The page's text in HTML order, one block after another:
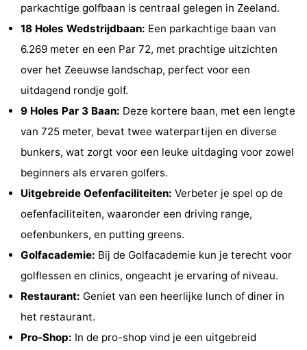
doen
Bezienswaardigheden
Musea
Galeries
-
Kerken
Vuurtorens
Uitkijkpunten
Attracties
Speeltuinen
-
Binnenspeeltuinen
parkachtige golfbaan is centraal gelegen in Zeeland.
18 Holes Wedstrijdbaan: Een parkachtige baan van
6.269 meter en een Par 72, met prachtige uitzichten
over het Zeeuwse landschap, perfect voor een
uitdagend rondje golf.
9 Holes Par 3 Baan: Deze kortere baan, met een lengte
van 725 meter, bevat twee waterpartijen en diverse
bunkers, wat zorgt voor een leuke uitdaging voor zowel
beginners als ervaren golfers.
Uitgebreide Oefenfaciliteiten: Verbeter je spel op de
oefenfaciliteiten, waaronder een driving range,
oefenbunkers, en putting greens.
Golfacademie: Bij de Golfacademie kun je terecht voor
golflessen en clinics, ongeacht je ervaring of niveau.
Restaurant: Geniet van een heerlijke lunch of diner in
het restaurant.
Pro-Shop: In de pro-shop vind je een uitgebreid